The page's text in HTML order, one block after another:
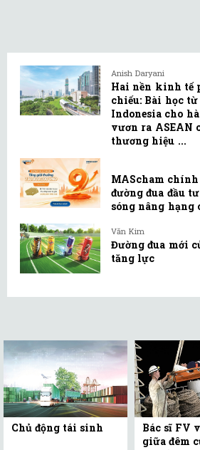
Anish Daryani
Hai nền kinh tế
chiếu: Bài học từ
Indonesia cho
vươn ra ASEAN
thương hiệu ...
MAScham
đường đua đầu
sóng nâng hạng
Văn Kim
Đường đua mới
tăng lực
Chủ động tái sinh
Bác sĩ FV
giữa đêm